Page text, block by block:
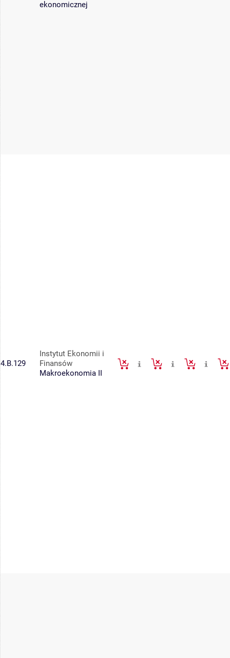
ekonomicznej
4.B.129
Instytut Ekonomii i
Finansów
Makroekonomia II